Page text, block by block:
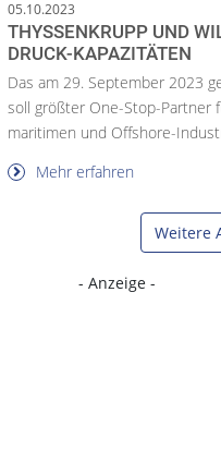
05.10.2023
THYSSENKRUPP UND
DRUCK-KAPAZITÄTEN
Das am 29. September 2023
soll größter One-Stop-Partner
maritimen und Offshore-
Mehr erfahren
Weitere
- Anzeige -